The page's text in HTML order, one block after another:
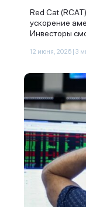
Red Cat
ускорение
Инвесторы
12 июня, 2026 | 3